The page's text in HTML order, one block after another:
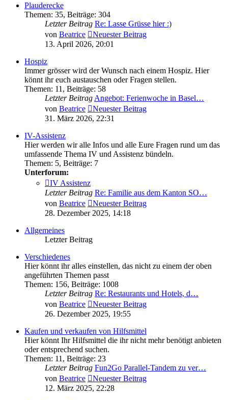
Plauderecke
Themen: 35, Beiträge: 304
Letzter Beitrag Re: Lasse Grüsse hier :)
von Beatrice
Neuester Beitrag
13. April 2026, 20:01
Hospiz
Immer grösser wird der Wunsch nach einem Hospiz. Hier
könnt ihr euch austauschen oder Fragen stellen.
Themen: 11 , Beiträge: 58
Letzter Beitrag Angebot: Ferienwoche in Basel…
von Beatrice
Neuester Beitrag
31. März 2026, 22:31
IV-Assistenz
Hier werden wir alle Infos und alle Eure Fragen rund um das
umfassende Thema IV und Assistenz bündeln.
Themen: 5, Beiträge: 7
Unterforum:
IV Assistenz
Letzter Beitrag Re: Familie aus dem Kanton SO…
von Beatrice
Neuester Beitrag
28. Dezember 2025, 14:18
Allgemeines
Letzter Beitrag
Verschiedenes
Hier könnt ihr alles einstellen, das nicht zu einem der oben
angeführten Themen passt
Themen: 156, Beiträge: 1008
Letzter Beitrag Re: Restaurants und Hotels, d…
von Beatrice
Neuester Beitrag
26. Dezember 2025, 19:55
Kaufen und verkaufen von Hilfsmittel
Hier könnt Ihr Hilfsmittel die ihr nicht mehr benötigt anbieten
oder entsprechend suchen.
Themen: 11 , Beiträge: 23
Letzter Beitrag Fun2Go Parallel-Tandem zu ver…
von Beatrice
Neuester Beitrag
12. März 2025, 22:28